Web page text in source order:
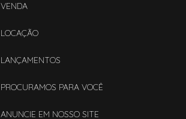
VENDA
LOCAÇÃO
LANÇAMENTOS
PROCURAMOS PARA VOCÊ
ANUNCIE EM NOSSO SITE